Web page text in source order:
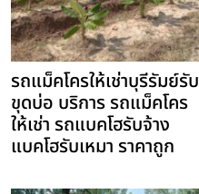
รถแม็คโครให้เช่าบุรีรัมย์รับ
ขุดบ่อ บริการ รถแม็คโคร
ให้เช่า รถแบคโฮรับจ้าง
แบคโฮรับเหมา ราคาถูก